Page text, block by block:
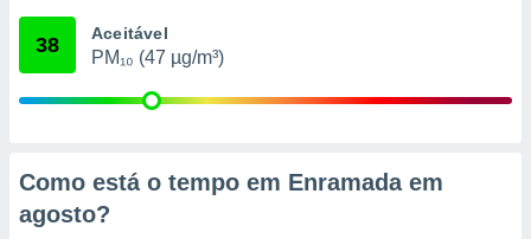
através
38 Aceitável
PM₁₀ (47 µg/m³)
Como está o tempo em Enramada em
agosto?